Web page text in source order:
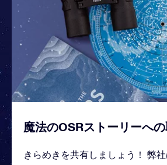
魔法のOSRストーリーへ
きらめきを共有しましょう！ 弊